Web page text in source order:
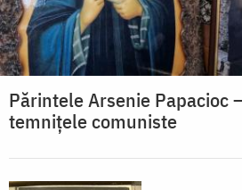
Părintele Arsenie Papacioc
temnițele comuniste